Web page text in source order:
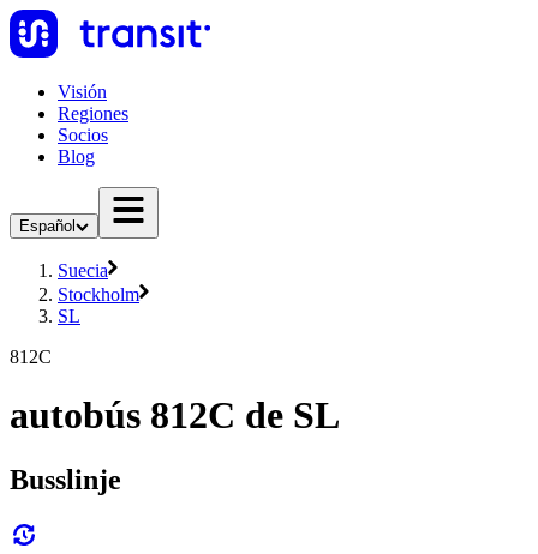
Visión
Regiones
Socios
Blog
Español
Suecia
Stockholm
SL
812C
autobús 812C de SL
Busslinje